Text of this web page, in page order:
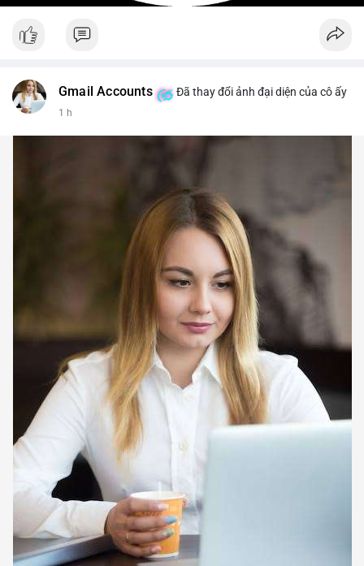
Gmail Accounts Đã thay đổi ảnh đại diện của cô ấy
1 h